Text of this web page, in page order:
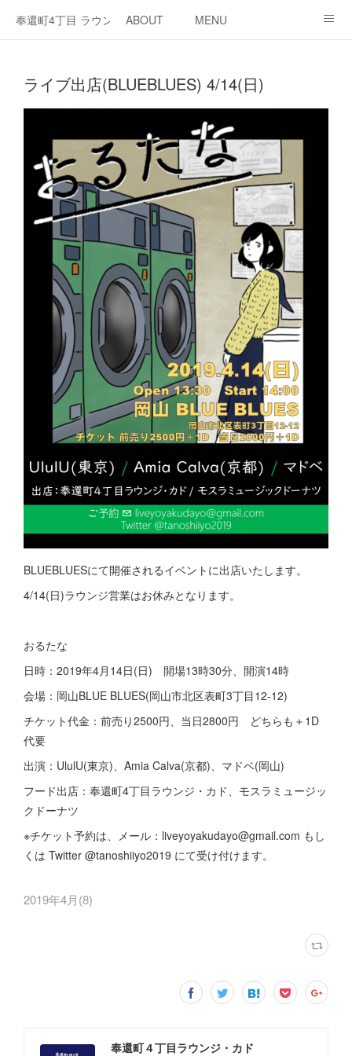
奉還町4丁目 ラウンジ・カド
ABOUT MENU
ライブ出店(BLUEBLUES) 4/14(日)
BLUEBLUESにて開催されるイベントに出店いたします。
4/14(日)ラウンジ営業はお休みとなります。
おるたな
日時：2019年4月14日(日) 開場13時30分、開演14時
会場：岡山BLUE BLUES(岡山市北区表町3丁目12-12)
チケット代金：前売り2500円、当日2800円 どちらも＋1D
代要
出演：UlulU(東京)、Amia Calva(京都)、マドベ(岡山)
フード出店：奉還町4丁目ラウンジ・カド、モスラミュージッ
クドーナツ
※チケット予約は、メール：liveyoyakudayo@gmail.com もし
くは Twitter @tanoshiiyo2019 にて受け付けます。
2019年4月(8)
奉還町４丁目ラウンジ・カド